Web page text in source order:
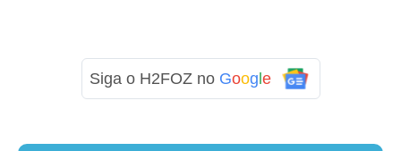
Siga o H2FOZ no Google